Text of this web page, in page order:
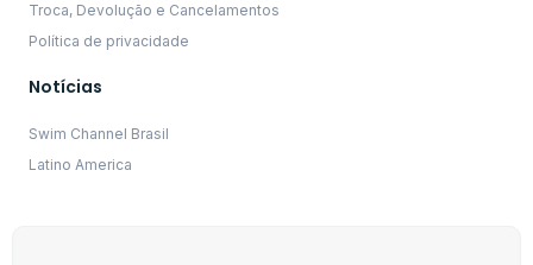
Troca, Devolução e Cancelamentos
Política de privacidade
Notícias
Swim Channel Brasil
Latino America